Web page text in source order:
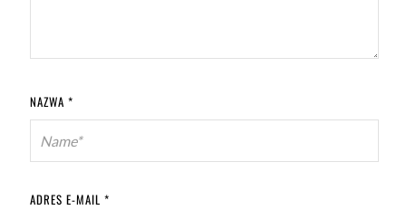
NAZWA *
ADRES E-MAIL *